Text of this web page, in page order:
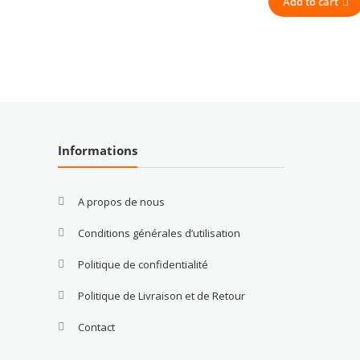
Informations
A propos de nous
Conditions générales d’utilisation
Politique de confidentialité
Politique de Livraison et de Retour
Contact